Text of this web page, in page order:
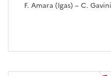
F. Amara (Igas) – C.